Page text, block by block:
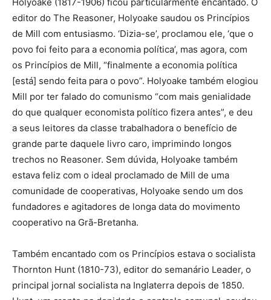
editor do The Reasoner, Holyoake saudou os Princípios
de Mill com entusiasmo. ‘Dizia-se’, proclamou ele, ‘que o
povo foi feito para a economia política’, mas agora, com
os Princípios de Mill, “finalmente a economia política
[está] sendo feita para o povo”. Holyoake também elogiou
Mill por ter falado do comunismo “com mais genialidade
do que qualquer economista político fizera antes”, e deu
a seus leitores da classe trabalhadora o benefício de
grande parte daquele livro caro, imprimindo longos
trechos no Reasoner. Sem dúvida, Holyoake também
estava feliz com o ideal proclamado de Mill de uma
comunidade de cooperativas, Holyoake sendo um dos
fundadores e agitadores de longa data do movimento
cooperativo na Grã-Bretanha.
Também encantado com os Princípios estava o socialista
Thornton Hunt (1810-73), editor do semanário Leader, o
principal jornal socialista na Inglaterra depois de 1850.